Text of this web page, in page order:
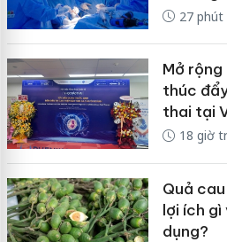
27
Mở
thúc
thai tại
18 giờ
Quả
lợi ích gì
dụng?